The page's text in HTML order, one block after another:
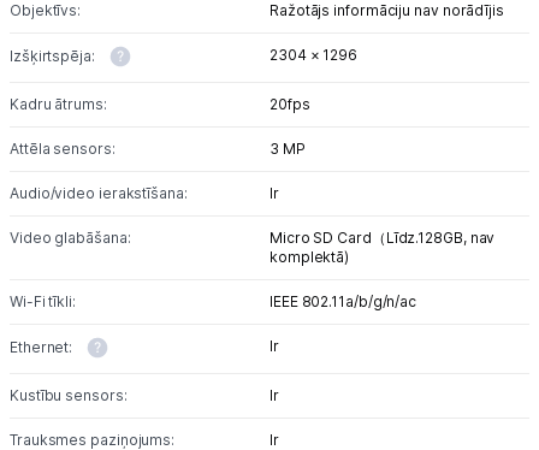
Objektīvs: Ražotājs informāciju nav norādījis
Izšķirtspēja: 2304 × 1296
Kadru ātrums: 20fps
Attēla sensors: 3 MP
Audio/video ierakstīšana: Ir
Video glabāšana:
Micro SD Card（Līdz.128GB, nav
komplektā)
Wi-Fi tīkli: IEEE 802.11a/b/g/n/ac
Ethernet: Ir
Kustību sensors: Ir
Trauksmes paziņojums: Ir